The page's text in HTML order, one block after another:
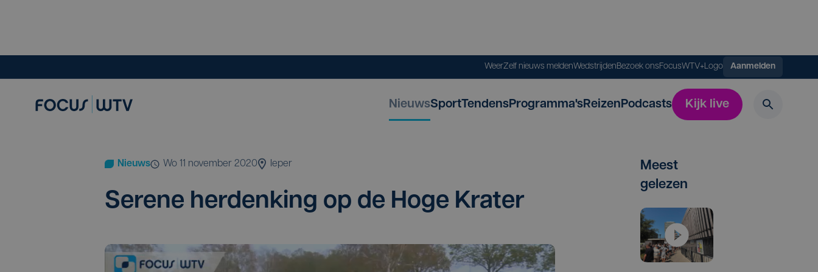
WeerZelf nieuws meldenWedstrijdenBezoek onsFocusWTV+Logo Aanmelden
NieuwsSportTendensProgramma'sReizenPodcasts Kijk live
Nieuws wo 11 november 2020 Ieper
Sere­ne her­den­king op de Hoge Krater
Meest
gelezen